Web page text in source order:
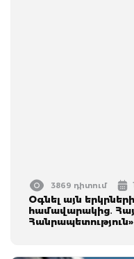
3869 դիտում
Օգնել այն
համավարակից․
Հանրապետություն»